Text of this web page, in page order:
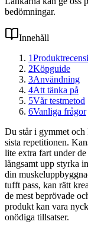
bedömningar.
Innehåll
1
2Köpguide
3Användning
4Att tänka på
5Vår testmetod
6Vanliga frågor
Du står i gymmet och
sista repetitionen.
lite extra fart under
långsamt upp styrka
din
tufft pass, kan rätt
de mest beprövade
produkt kan vara
onödiga tillsatser.